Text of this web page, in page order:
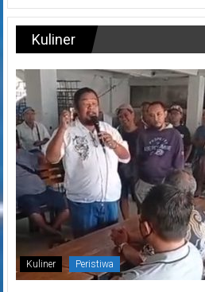
Kuliner
Kuliner Peristiwa